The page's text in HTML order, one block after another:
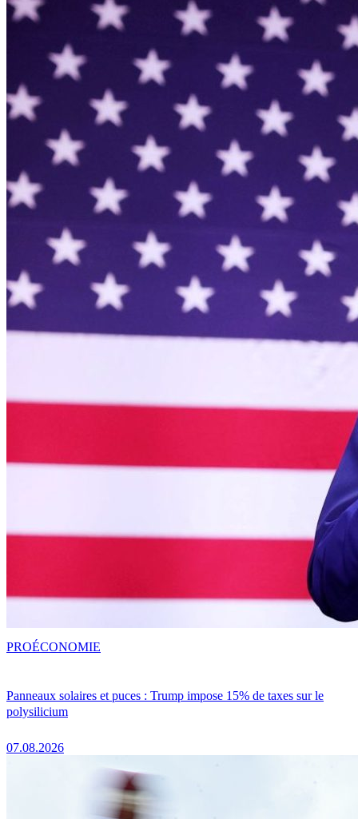
Panneaux solaires et puces : Trump impose 15% de taxes sur le
polysilicium
07.08.2026
PROÉCONOMIE